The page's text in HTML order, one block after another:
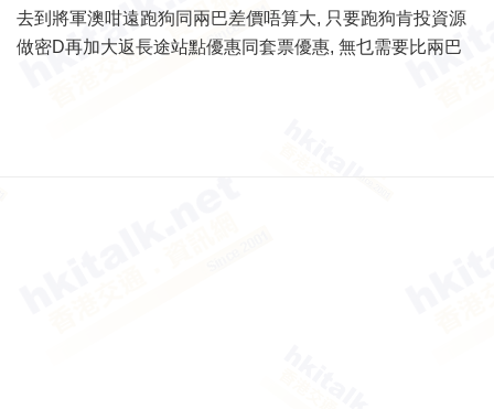
去到將軍澳咁遠跑狗同兩巴差價唔算大, 只要跑狗肯投資源
做密D再加大返長途站點優惠同套票優惠, 無乜需要比兩巴